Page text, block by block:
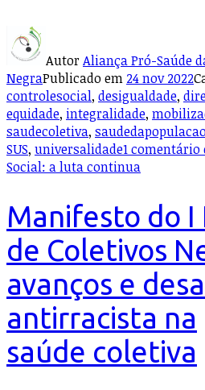
AutorAliança Pró-Saúde
NegraPublicado em 24 nov 2022
controlesocial, desigualdade,
equidade, integralidade,
saudecoletiva,
SUS, universalidade1 comentário
Social: a luta continua
Manifesto do I
de Coletivos
avanços e
antirracista na
saúde coletiva